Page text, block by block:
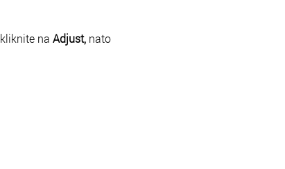
, kliknite na Adjust, nato